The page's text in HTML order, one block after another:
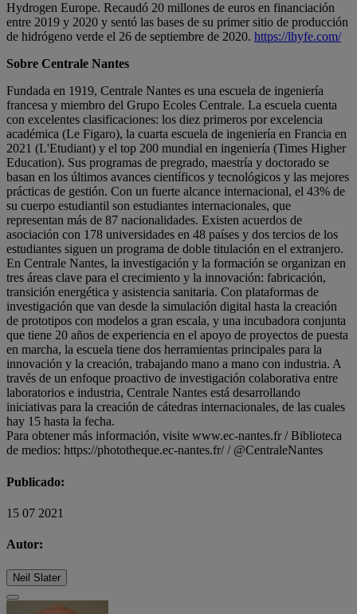
Hydrogen Europe. Recaudó 20 millones de euros en financiación
entre 2019 y 2020 y sentó las bases de su primer sitio de producción
de hidrógeno verde el 26 de septiembre de 2020. https://lhyfe.com/
Sobre Centrale Nantes
Fundada en 1919, Centrale Nantes es una escuela de ingeniería
francesa y miembro del Grupo Ecoles Centrale. La escuela cuenta
con excelentes clasificaciones: los diez primeros por excelencia
académica (Le Figaro), la cuarta escuela de ingeniería en Francia en
2021 (L'Etudiant) y el top 200 mundial en ingeniería (Times Higher
Education). Sus programas de pregrado, maestría y doctorado se
basan en los últimos avances científicos y tecnológicos y las mejores
prácticas de gestión. Con un fuerte alcance internacional, el 43% de
su cuerpo estudiantil son estudiantes internacionales, que
representan más de 87 nacionalidades. Existen acuerdos de
asociación con 178 universidades en 48 países y dos tercios de los
estudiantes siguen un programa de doble titulación en el extranjero.
En Centrale Nantes, la investigación y la formación se organizan en
tres áreas clave para el crecimiento y la innovación: fabricación,
transición energética y asistencia sanitaria. Con plataformas de
investigación que van desde la simulación digital hasta la creación
de prototipos con modelos a gran escala, y una incubadora conjunta
que tiene 20 años de experiencia en el apoyo de proyectos de puesta
en marcha, la escuela tiene dos herramientas principales para la
innovación y la creación, trabajando mano a mano con industria. A
través de un enfoque proactivo de investigación colaborativa entre
laboratorios e industria, Centrale Nantes está desarrollando
iniciativas para la creación de cátedras internacionales, de las cuales
hay 15 hasta la fecha.
Para obtener más información, visite www.ec-nantes.fr / Biblioteca
de medios: https://phototheque.ec-nantes.fr/ / @CentraleNantes
Publicado:
15 07 2021
Autor:
Neil Slater